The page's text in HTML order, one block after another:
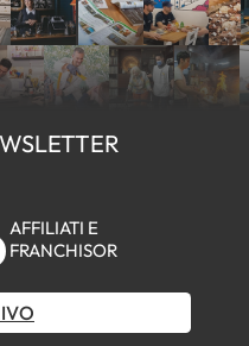
AFFILIATI E
FRANCHISOR